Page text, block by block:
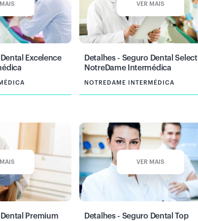
Excelence
VER MAIS
Detalhes - Seguro Dental Select
NotreDame Intermédica
NOTREDAME INTERMÉDICA
Premium
VER MAIS
Detalhes - Seguro Dental Top